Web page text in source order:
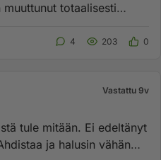
totaalisesti
4 203 0
Vastattu 9v
tule mitään. Ei edeltänyt
ja halusin vähän